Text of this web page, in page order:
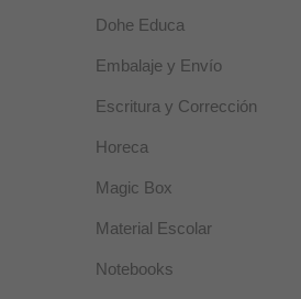
Dohe Educa
Embalaje y Envío
Escritura y Corrección
Horeca
Magic Box
Material Escolar
Notebooks